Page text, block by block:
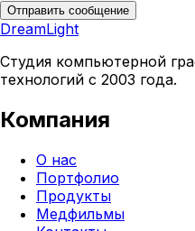
Отправить сообщение
DreamLight
Студия компьютерной
технологий с 2003 года.
Компания
О нас
Портфолио
Продукты
Медфильмы